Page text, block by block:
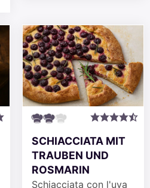
SCHIACCIATA MIT
TRAUBEN UND
ROSMARIN
Schiacciata con l'uva